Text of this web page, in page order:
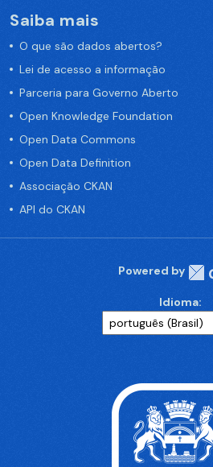
Saiba mais
O que são dados abertos?
Lei de acesso a informação
Parceria para Governo Aberto
Open Knowledge Foundation
Open Data Commons
Open Data Definition
Associação CKAN
API do CKAN
Powered by
Idioma